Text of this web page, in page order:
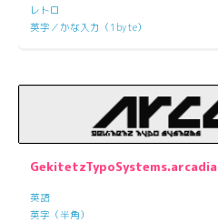
レトロ
英字／かな入力（1byte）
GekitetzTypoSystems.arcadia
英語
英字（半角）